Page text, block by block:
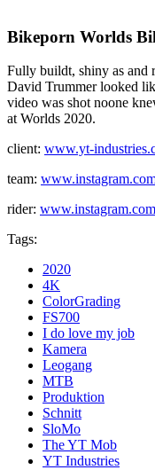
Bikeporn Worlds
Fully buildt, shiny as and
David Trummer looked
video was shot noone
at Worlds 2020.
client: www.yt-
team:
rider:
Tags:
2020
4K
ColorGrading
FS700
I do love my job
Kamera
Leogang
MTB
Produktion
Schnitt
SloMo
The YT Mob
YT Industries